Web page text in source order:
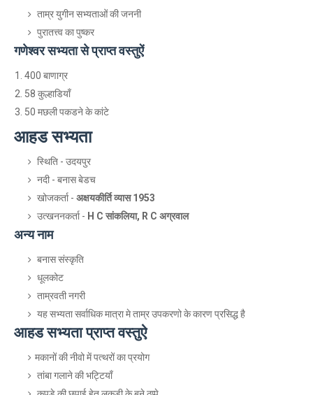
ताम्र युगीन सभ्यताओं की जननी
पुरातत्त्व का पुष्कर
गणेश्वर सभ्यता से प्राप्त वस्तुऐं
400 बाणाग्र
58 कुल्हाडियाँ
50 मछली पकडने के कांटे
आहड सभ्यता
स्थिति - उदयपुर
नदी - बनास बेडच
खोजकर्ता - अक्षयकीर्ति व्यास 1953
उत्खननकर्ता - H C सांकलिया, R C अग्रवाल
अन्य नाम
बनास संस्कृति
धूलकोट
ताम्रवती नगरी
यह सभ्यता सर्वाधिक मात्रा मे ताम्र उपकरणो के कारण प्रसिद्ध है
आहड सभ्यता प्राप्त वस्तुऐ
मकानों की नीवो में पत्थरों का प्रयोग
तांबा गलाने की भट्टियाँ